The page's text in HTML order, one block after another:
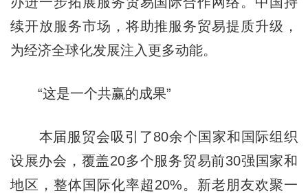
续开放服务市场，将助推服务贸易提质升级，
为经济全球化发展注入更多动能。
“这是一个共赢的成果”
本届服贸会吸引了80余个国家和国际组织
设展办会，覆盖20多个服务贸易前30强国家和
地区，整体国际化率超20%。新老朋友欢聚一